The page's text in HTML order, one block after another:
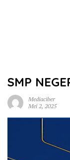
SMP
Mediaciber
Mei 2, 2025